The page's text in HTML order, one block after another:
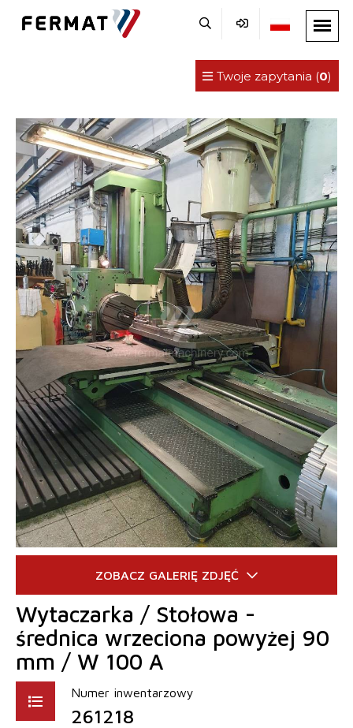
Twoje zapytania (0)
Wytaczarka / Stołowa -
średnica wrzeciona powyżej 90
mm / W 100 A
Numer inwentarzowy
261218